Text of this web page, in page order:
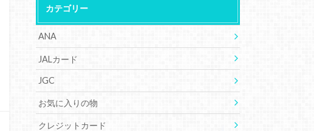
カテゴリー
ANA
JALカード
JGC
お気に入りの物
クレジットカード